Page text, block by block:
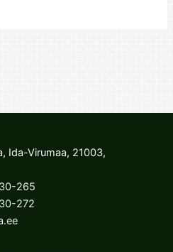
Ida-Virumaa, 21003,
265
272